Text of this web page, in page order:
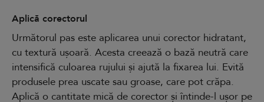
Aplică corectorul
Următorul pas este aplicarea unui corector hidratant,
cu textură ușoară. Acesta creează o bază neutră care
intensifică culoarea rujului și ajută la fixarea lui. Evită
produsele prea uscate sau groase, care pot crăpa.
Aplică o cantitate mică de corector și întinde-l ușor pe